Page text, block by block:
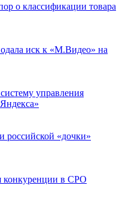
о классификации товара
иск к «М.Видео» на
управления
российской «дочки»
конкуренции в СРО